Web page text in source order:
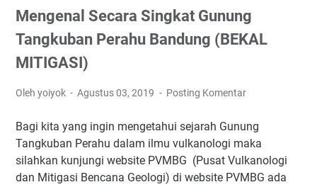
Mengenal Secara Singkat Gunung
Tangkuban Perahu Bandung (BEKAL
MITIGASI)
Oleh yoiyok Agustus 03, 2019 Posting Komentar
Bagi kita yang ingin mengetahui sejarah Gunung
Tangkuban Perahu dalam ilmu vulkanologi maka
silahkan kunjungi website PVMBG (Pusat Vulkanologi
dan Mitigasi Bencana Geologi) di website PVMBG ada